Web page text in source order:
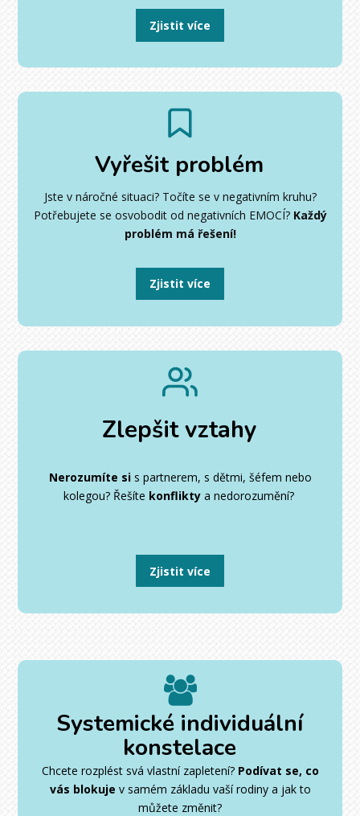
Zjistit více
Vyřešit problém
Jste v náročné situaci? Točíte se v negativním kruhu?
Potřebujete se osvobodit od negativních EMOCÍ? Každý
problém má řešení!
Zjistit více
Zlepšitvztahy
Nerozumíte si s partnerem, s dětmi, šéfem nebo
kolegou? Řešíte konfliktya nedorozumění?
Zjistit více
Systemické individuální
konstelace
Chcete rozplést svá vlastní zapletení? Podívat se, co
vás blokuje v samém základu vaší rodiny a jak to
můžete změnit?